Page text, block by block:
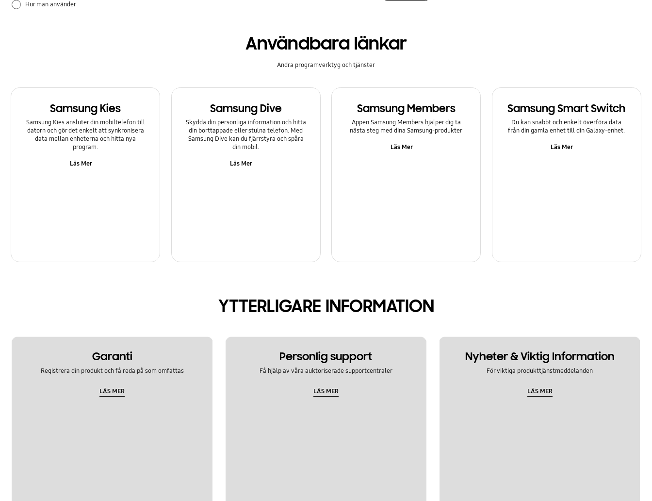
Hur man använder
Användbara länkar
Andra programverktyg och tjänster
Samsung Kies
Samsung Kies ansluter din mobiltelefon till
datorn och gör det enkelt att synkronisera
data mellan enheterna och hitta nya
program.
Läs Mer
Samsung Dive
Skydda din personliga information och hitta
din borttappade eller stulna telefon. Med
Samsung Dive kan du fjärrstyra och spåra
din mobil.
Läs Mer
Samsung Members
Appen Samsung Members hjälper dig ta
nästa steg med dina Samsung-produkter
Läs Mer
Samsung Smart Switch
Du kan snabbt och enkelt överföra data
från din gamla enhet till din Galaxy-enhet.
Läs Mer
YTTERLIGARE INFORMATION
Garanti
Registrera din produkt och få reda på som omfattas
LÄS MER
Personlig support
Få hjälp av våra auktoriserade supportcentraler
LÄS MER
Nyheter & Viktig Information
För viktiga produkttjänstmeddelanden
LÄS MER